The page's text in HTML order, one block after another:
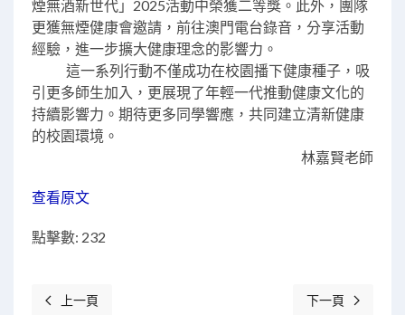
煙無酒新世代」2025活動中榮獲二等獎。此外，團隊
更獲無煙健康會邀請，前往澳門電台錄音，分享活動
經驗，進一步擴大健康理念的影響力。
這一系列行動不僅成功在校園播下健康種子，吸
引更多師生加入，更展現了年輕一代推動健康文化的
持續影響力。期待更多同學響應，共同建立清新健康
的校園環境。
林嘉賢老師
查看原文
點擊數: 232
上一篇文章: 踐行敬老情，培育關愛之心——高三級學生參訪工聯
上一頁 下一篇文章:
下一頁